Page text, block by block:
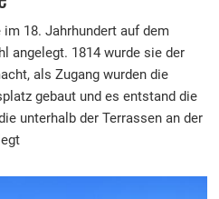
18. Jahrhundert auf dem
angelegt. 1814 wurde sie der
als Zugang wurden die
gebaut und es entstand die
unterhalb der Terrassen an der